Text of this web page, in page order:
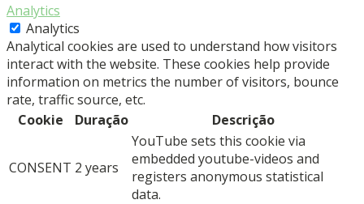
Analytics
Analytics
Analytical cookies are used to understand how visitors
interact with the website. These cookies help provide
information on metrics the number of visitors, bounce
rate, traffic source, etc.
Cookie
Duração Descrição
CONSENT 2 years
YouTube sets this cookie via
embedded youtube-videos and
registers anonymous statistical
data.